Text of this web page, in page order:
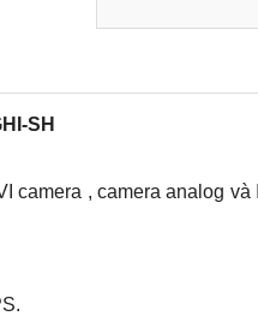
SH
camera , camera analog